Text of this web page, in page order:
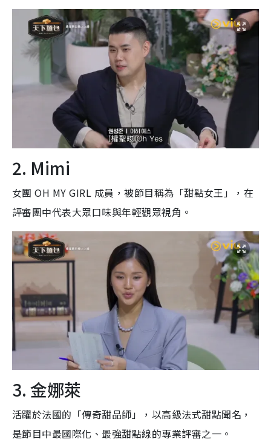
2. Mimi
女團 OH MY GIRL 成員，被節目稱為「甜點女王」，在
評審團中代表大眾口味與年輕觀眾視角。
3. 金娜萊
活躍於法國的「傳奇甜品師」，以高級法式甜點聞名，
是節目中最國際化、最強甜點線的專業評審之一。